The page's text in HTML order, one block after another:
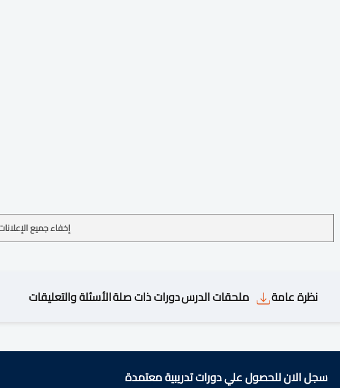
إخفاء جميع
نظرة عامة ملحقات الدرسدورات ذات صلةالأسئلة والتعليقات
سجل الان للحصول علي دورات تدريبية معتمدة